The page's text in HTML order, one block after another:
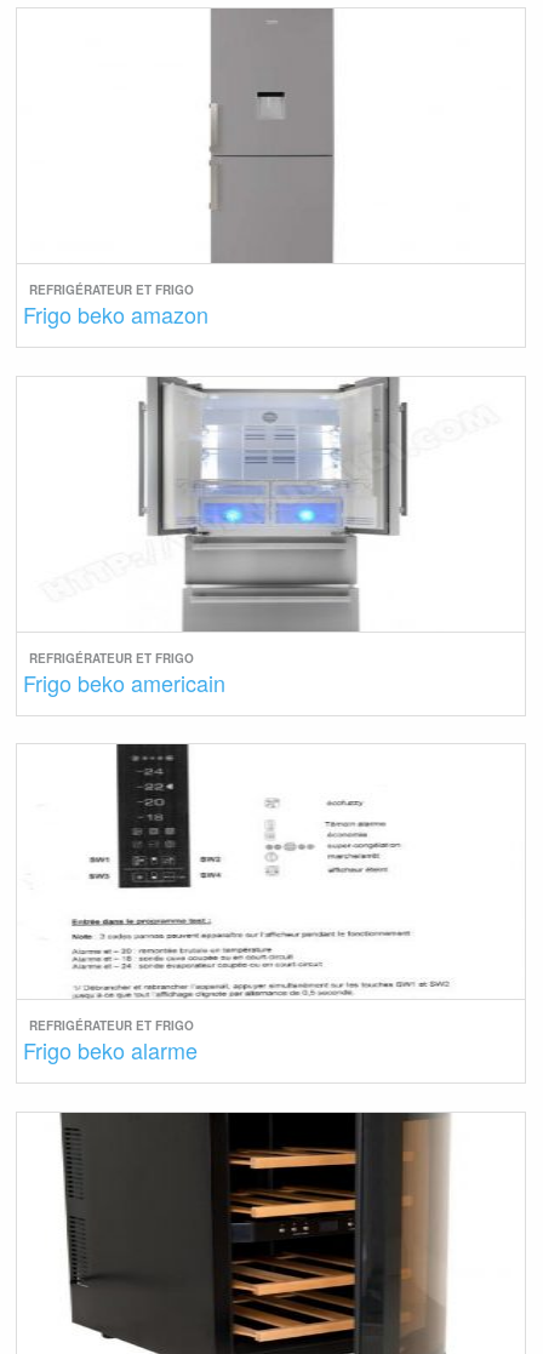
REFRIGÉRATEUR ET FRIGO
Frigo beko amazon
REFRIGÉRATEUR ET FRIGO
Frigo beko americain
REFRIGÉRATEUR ET FRIGO
Frigo beko alarme